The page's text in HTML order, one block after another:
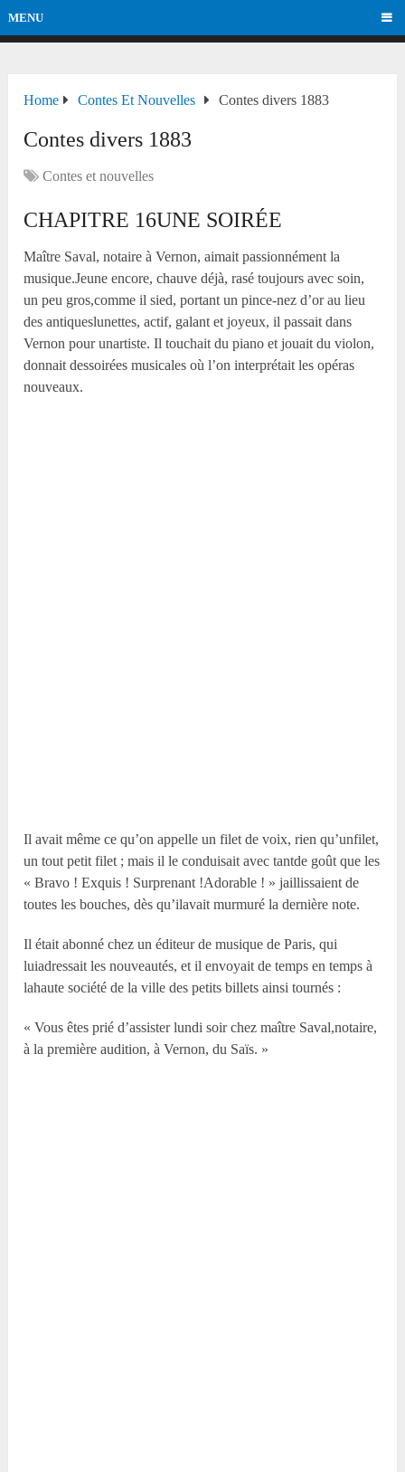
MENU
Home Contes Et Nouvelles Contes divers 1883
Contes divers 1883
Contes et nouvelles
CHAPITRE 16UNE SOIRÉE
Maître Saval, notaire à Vernon, aimait passionnément la
musique.Jeune encore, chauve déjà, rasé toujours avec soin,
un peu gros,comme il sied, portant un pince-nez d’or au lieu
des antiqueslunettes, actif, galant et joyeux, il passait dans
Vernon pour unartiste. Il touchait du piano et jouait du violon,
donnait dessoirées musicales où l’on interprétait les opéras
nouveaux.
Il avait même ce qu’on appelle un filet de voix, rien qu’unfilet,
un tout petit filet ; mais il le conduisait avec tantde goût que les
« Bravo ! Exquis ! Surprenant !Adorable ! » jaillissaient de
toutes les bouches, dès qu’ilavait murmuré la dernière note.
Il était abonné chez un éditeur de musique de Paris, qui
luiadressait les nouveautés, et il envoyait de temps en temps à
lahaute société de la ville des petits billets ainsi tournés :
« Vous êtes prié d’assister lundi soir chez maître Saval,notaire,
à la première audition, à Vernon, du Saïs. »